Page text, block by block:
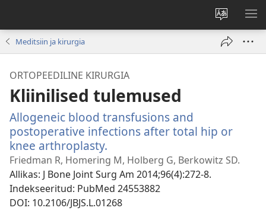
Muuda
veebisaidi
keelt
Meditsiin ja kirurgia
ORTOPEEDILINE KIRURGIA
Kliinilised tulemused
Allogeneic blood transfusions and
postoperative infections after total hip or
knee arthroplasty.
uue
akna)
Friedman R, Homering M, Holberg G, Berkowitz SD.
Allikas‎: J Bone Joint Surg Am 2014;96(4):272-8.
Indekseeritud‎: PubMed 24553882
DOI‎: 10.2106/JBJS.L.01268